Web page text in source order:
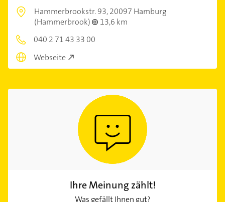
Hammerbrookstr. 93,20097 Hamburg
(Hammerbrook)
13,6 km
040 2 71 43 33 00
Webseite
Ihre Meinung zählt!
Was gefällt Ihnen gut?